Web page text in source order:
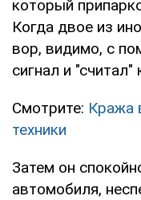
который
Когда двое из
вор, видимо, с
сигнал и
Смотрите: Кража
техники
Затем он
автомобиля,